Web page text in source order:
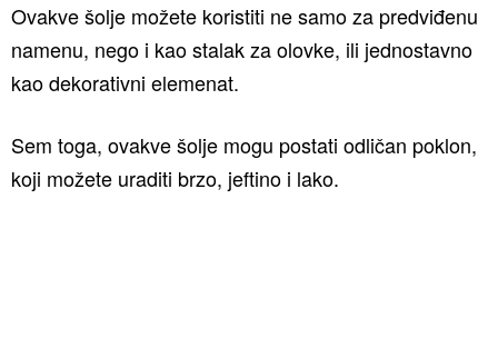
Ovakve šolje možete koristiti ne samo za predviđenu
namenu, nego i kao stalak za olovke, ili jednostavno
kao dekorativni elemenat.
Sem toga, ovakve šolje mogu postati odličan poklon,
koji možete uraditi brzo, jeftino i lako.